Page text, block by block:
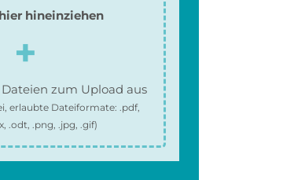
hineinziehen
zum Upload aus
erlaubte Dateiformate:.pdf,
.odt, .png, .jpg, .gif)